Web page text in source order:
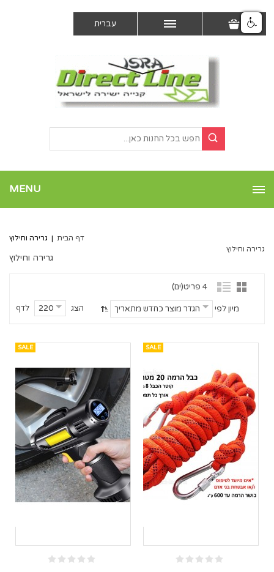
עברית
MENU
דף הבית | גרירה וחילוץ
גרירה וחילוץ
גרירה וחילוץ
4 פריט(ים)
הצג 220 לדף מיון לפי הגדר מוצר כחדש מתאריך
SALE
SALE